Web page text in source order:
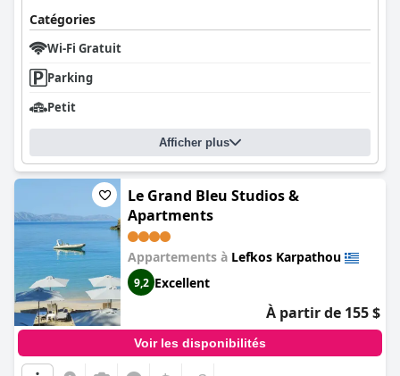
Catégories
Wi-Fi Gratuit
Parking
Petit
Afficher plus
Le Grand Bleu Studios &
Apartments
Appartements à Lefkos Karpathou
9,2 Excellent
À partir de 155 $
Voir les disponibilités